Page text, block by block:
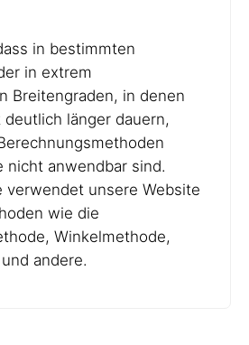
in bestimmten
in extrem
Breitengraden, in denen
deutlich länger dauern,
nicht anwendbar sind.
verwendet unsere Website
wie die
Winkelmethode,
andere.